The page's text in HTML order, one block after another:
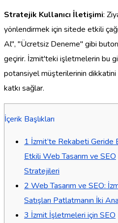
Stratejik Kullanıcı İletişimi:
yönlendirmek için sitede etkili
Al", "Ücretsiz Deneme" gibi
geçirir. İzmit'teki işletmelerin bu
potansiyel müşterilerinin dikkatini
katkı sağlar.
İçerik Başlıkları
1 İzmit’te Rekabeti Geride
Etkili Web Tasarım ve SEO
Stratejileri
2 Web Tasarım ve SEO:
Satışları Patlatmanın İki
3 İzmit İşletmeleri için SEO